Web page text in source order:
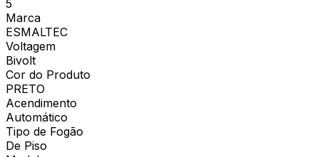
5
Marca
ESMALTEC
Voltagem
Bivolt
Cor do Produto
PRETO
Acendimento
Automático
Tipo de Fogão
De Piso